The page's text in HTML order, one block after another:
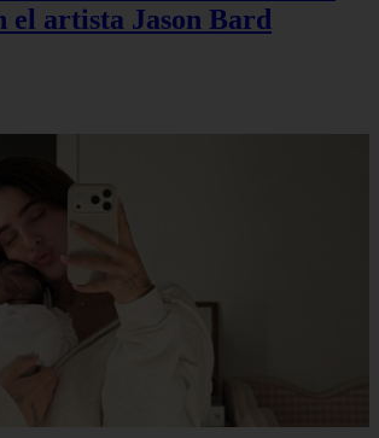
el artista Jason Bard